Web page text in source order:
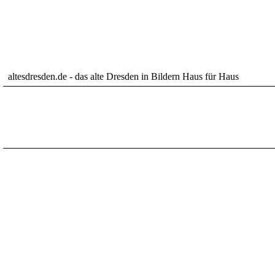
altesdresden.de - das alte Dresden in Bildern Haus für Haus